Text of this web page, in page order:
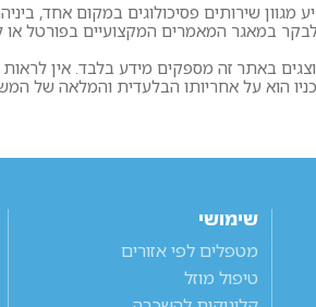
מגוון שירותים פסיכולוגים במקום אחד,
במאגר המאמרים המקצועיים בפורטל או
באתר זה מספקים מידע בלבד. אין
הוא על אחריותו הבלעדית והמלאה של
שימושי
מטפלים לפי אזורים
טיפול מוזל